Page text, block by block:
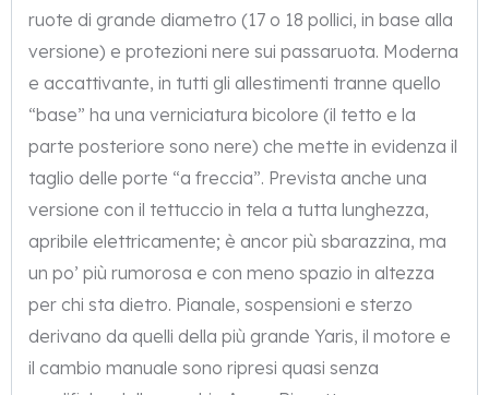
ruote di grande diametro (17 o 18 pollici, in base alla
versione) e protezioni nere sui passaruota. Moderna
e accattivante, in tutti gli allestimenti tranne quello
“base” ha una verniciatura bicolore (il tetto e la
parte posteriore sono nere) che mette in evidenza il
taglio delle porte “a freccia”. Prevista anche una
versione con il tettuccio in tela a tutta lunghezza,
apribile elettricamente; è ancor più sbarazzina, ma
un po’ più rumorosa e con meno spazio in altezza
per chi sta dietro. Pianale, sospensioni e sterzo
derivano da quelli della più grande Yaris, il motore e
il cambio manuale sono ripresi quasi senza